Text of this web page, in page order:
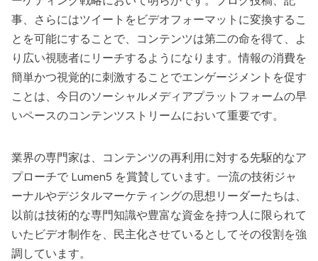
事、さらにはツイートをビデオフォーマットに変換するこ
とを可能にすることで、コンテンツは第二の命を得て、よ
り広い視聴者にリーチするようになります。情報の消費を
簡単かつ視覚的に刺激することでエンゲージメントを促す
ことは、今日のソーシャルメディアプラットフォームの早
いペースのコンテンツストリームにおいて重要です。
業界の専門家は、コンテンツの再利用に対する先駆的なア
プローチで Lumen5 を賞賛しています。一流の技術ジャ
ーナルやデジタルマーケティングの思想リーダーたちは、
以前は技術的な専門知識や豊富な資金を持つ人に限られて
いたビデオ制作を、民主化させているとしてその役割を強
調しています。